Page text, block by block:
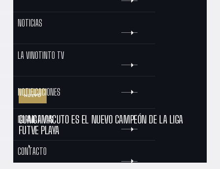
NOTICIAS
LA VINOTINTO TV
NOTIFICACIONES
NORMATIVAS
CONTACTO
NUEVO
GUAICAMACUTO ES EL NUEVO CAMPEÓN DE LA LIGA
FUTVE PLAYA